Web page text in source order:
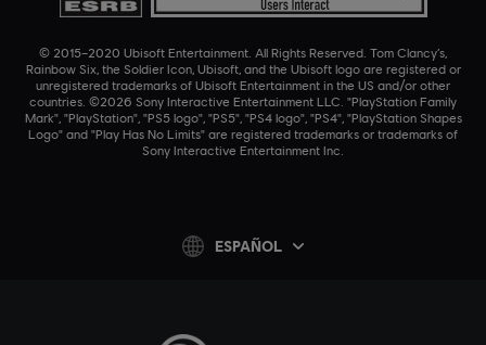
© 2015–2020 Ubisoft Entertainment. All Rights Reserved. Tom Clancy’s,
Rainbow Six, the Soldier Icon, Ubisoft, and the Ubisoft logo are registered or
unregistered trademarks of Ubisoft Entertainment in the US and/or other
countries. ©2026 Sony Interactive Entertainment LLC. "PlayStation Family
Mark", "PlayStation", "PS5 logo", "PS5", "PS4 logo", "PS4", "PlayStation Shapes
Logo" and "Play Has No Limits" are registered trademarks or trademarks of
Sony Interactive Entertainment Inc.
ESPAÑOL